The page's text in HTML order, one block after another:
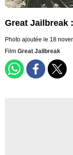
Great Jailbreak
Photo ajoutée le 18
Film Great Jailbreak